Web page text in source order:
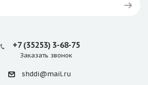
+7 (35253) 3-68-75
Заказать звонок
shddi@mail.ru